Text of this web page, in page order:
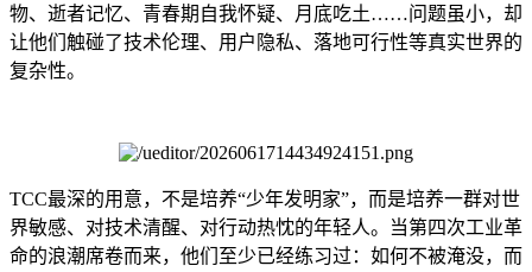
物、逝者记忆、青春期自我怀疑、月底吃土……问题虽小，却
让他们触碰了技术伦理、用户隐私、落地可行性等真实世界的
复杂性。
TCC最深的用意，不是培养“少年发明家”，而是培养一群对世
界敏感、对技术清醒、对行动热忱的年轻人。当第四次工业革
命的浪潮席卷而来，他们至少已经练习过：如何不被淹没，而